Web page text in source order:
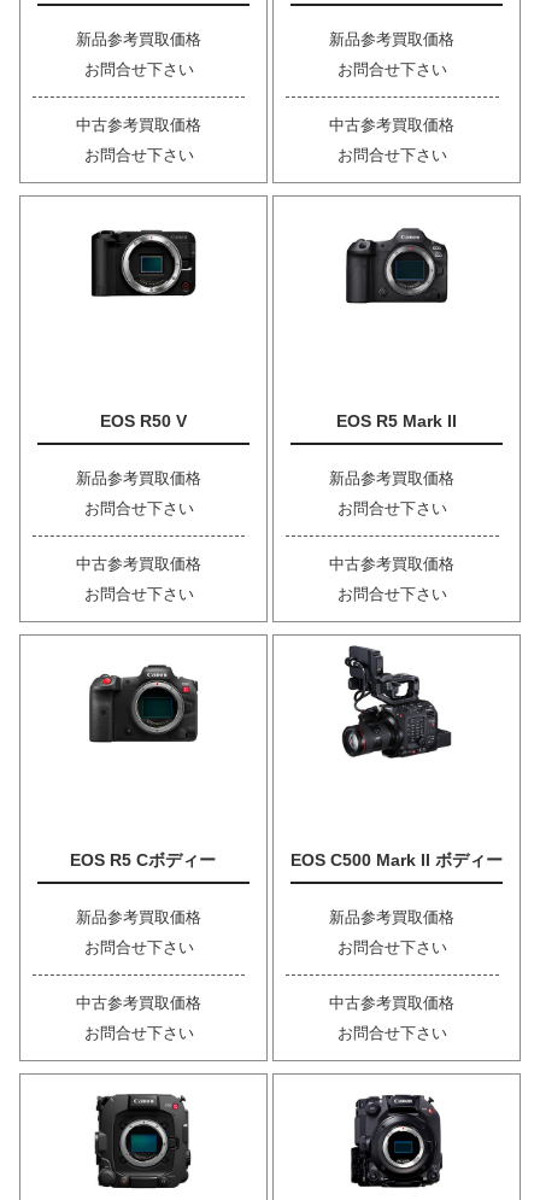
新品参考買取価格
お問合せ下さい
中古参考買取価格
お問合せ下さい
新品参考買取価格
お問合せ下さい
中古参考買取価格
お問合せ下さい
EOS R50 V
新品参考買取価格
お問合せ下さい
中古参考買取価格
お問合せ下さい
EOS R5 Mark II
新品参考買取価格
お問合せ下さい
中古参考買取価格
お問合せ下さい
EOS R5 Cボディー
新品参考買取価格
お問合せ下さい
中古参考買取価格
お問合せ下さい
EOS C500 Mark II ボディー
新品参考買取価格
お問合せ下さい
中古参考買取価格
お問合せ下さい